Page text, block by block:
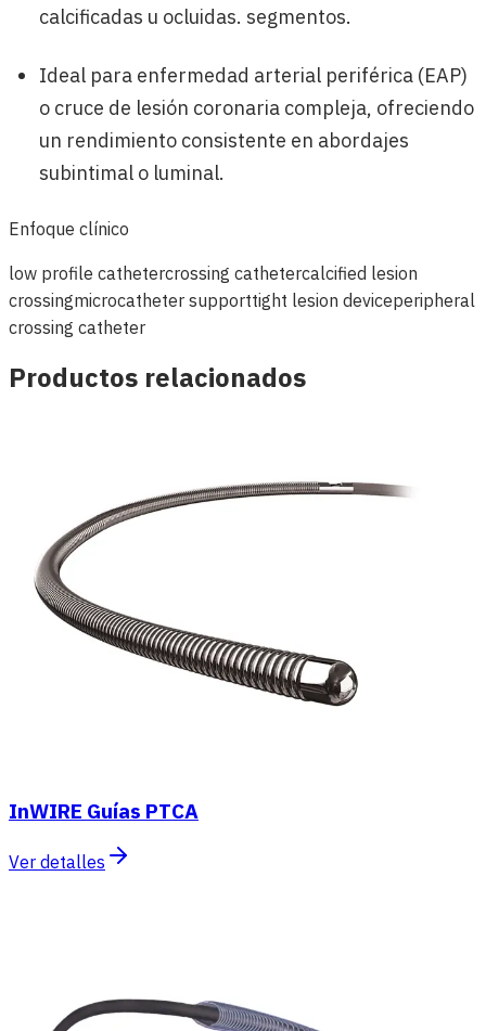
calcificadas u ocluidas. segmentos.
Ideal para enfermedad arterial periférica (EAP)
o cruce de lesión coronaria compleja, ofreciendo
un rendimiento consistente en abordajes
subintimal o luminal.
Enfoque clínico
low profile cathetercrossing cathetercalcified lesion
crossingmicrocatheter supporttight lesion deviceperipheral
crossing catheter
Productos relacionados
InWIRE Guías PTCA
Ver detalles